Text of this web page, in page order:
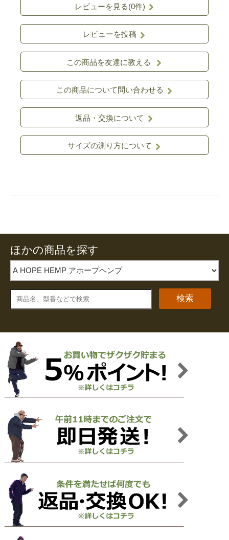
レビューを見る(0件)
レビューを投稿
この商品を友達に教える
この商品について問い合わせる
返品・交換について
サイズの測り方について
ほかの商品を探す
検索